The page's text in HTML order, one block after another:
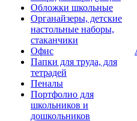
Обложки школьные
Органайзеры, детские
настольные наборы,
стаканчики
Офис
Папки для труда, для
тетрадей
Пеналы
Портфолио для
школьников и
дошкольников